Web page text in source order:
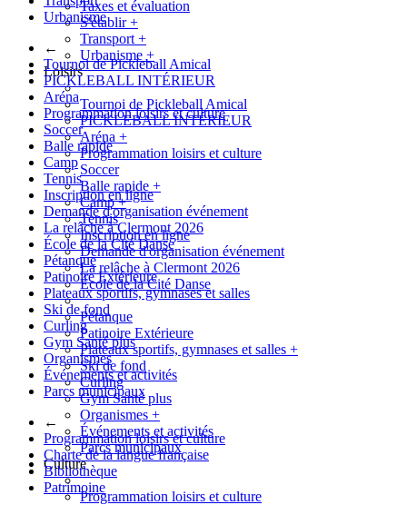
Urbanisme
←
Tournoi de Pickleball Amical
PICKLEBALL INTÉRIEUR
Aréna
Programmation loisirs et culture
Soccer
Balle rapide
Camp
Tennis
Inscription en ligne
Demande d'organisation événement
La relâche à Clermont 2026
École de la Cité Danse
Pétanque
Patinoire Extérieure
Plateaux sportifs, gymnases et salles
Ski de fond
Curling
Gym Santé plus
Organismes
Événements et activités
Parcs municipaux
←
Programmation loisirs et culture
Charte de la langue française
Bibliothèque
Patrimoine
Taxes et évaluation
S'établir+
Transport +
Urbanisme +
Loisirs
Tournoi de Pickleball Amical
PICKLEBALL INTÉRIEUR
Aréna +
Programmation loisirs et culture
Soccer
Balle rapide +
Camp+
Tennis
Inscription en ligne
Demande d'organisation événement
La relâche à Clermont 2026
École de la Cité Danse
Pétanque
Patinoire Extérieure
Plateaux sportifs, gymnases et salles +
Ski de fond
Curling
Gym Santé plus
Organismes +
Événements et activités
Parcs municipaux
Culture
Programmation loisirs et culture